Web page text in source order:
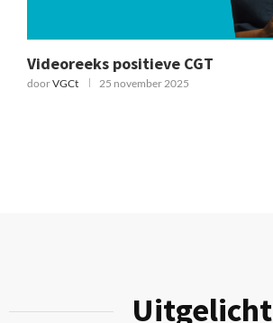
Videoreeks positieve CGT
doorVGCt 25 november 2025
Uitgelicht